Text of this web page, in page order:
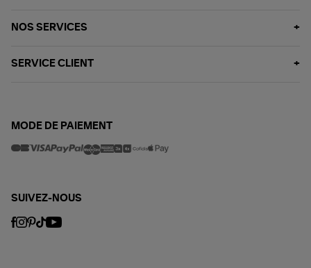
NOS SERVICES
SERVICE CLIENT
MODE DE PAIEMENT
SUIVEZ-NOUS